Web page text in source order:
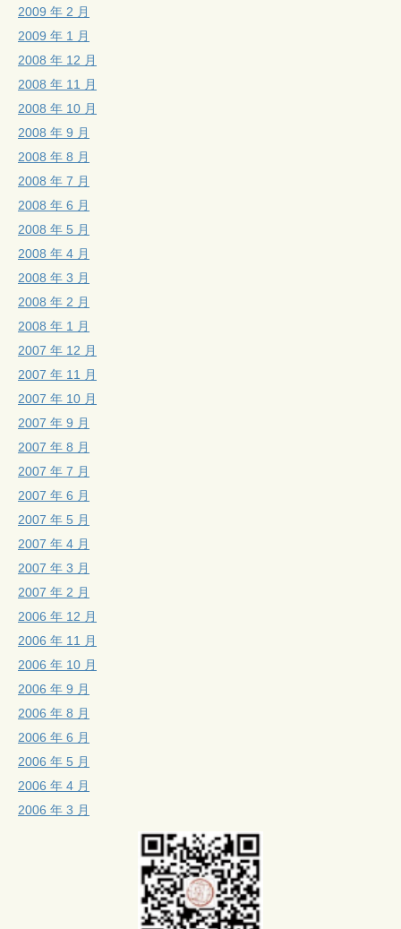
2009 年 2 月
2009 年 1 月
2008 年 12 月
2008 年 11 月
2008 年 10 月
2008 年 9 月
2008 年 8 月
2008 年 7 月
2008 年 6 月
2008 年 5 月
2008 年 4 月
2008 年 3 月
2008 年 2 月
2008 年 1 月
2007 年 12 月
2007 年 11 月
2007 年 10 月
2007 年 9 月
2007 年 8 月
2007 年 7 月
2007 年 6 月
2007 年 5 月
2007 年 4 月
2007 年 3 月
2007 年 2 月
2006 年 12 月
2006 年 11 月
2006 年 10 月
2006 年 9 月
2006 年 8 月
2006 年 6 月
2006 年 5 月
2006 年 4 月
2006 年 3 月